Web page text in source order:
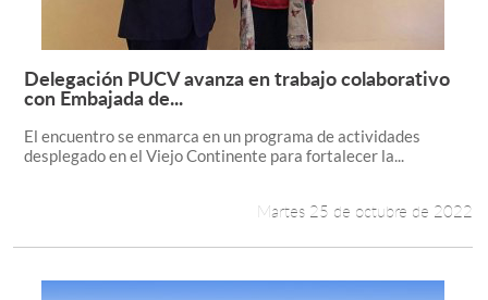
Leer más +
Delegación PUCV avanza en trabajo colaborativo
con Embajada de...
El encuentro se enmarca en un programa de actividades
desplegado en el Viejo Continente para fortalecer la...
Martes 25 de octubre de 2022